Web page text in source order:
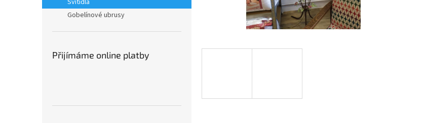
Svítidla
Gobelínové ubrusy
Přijímáme online platby